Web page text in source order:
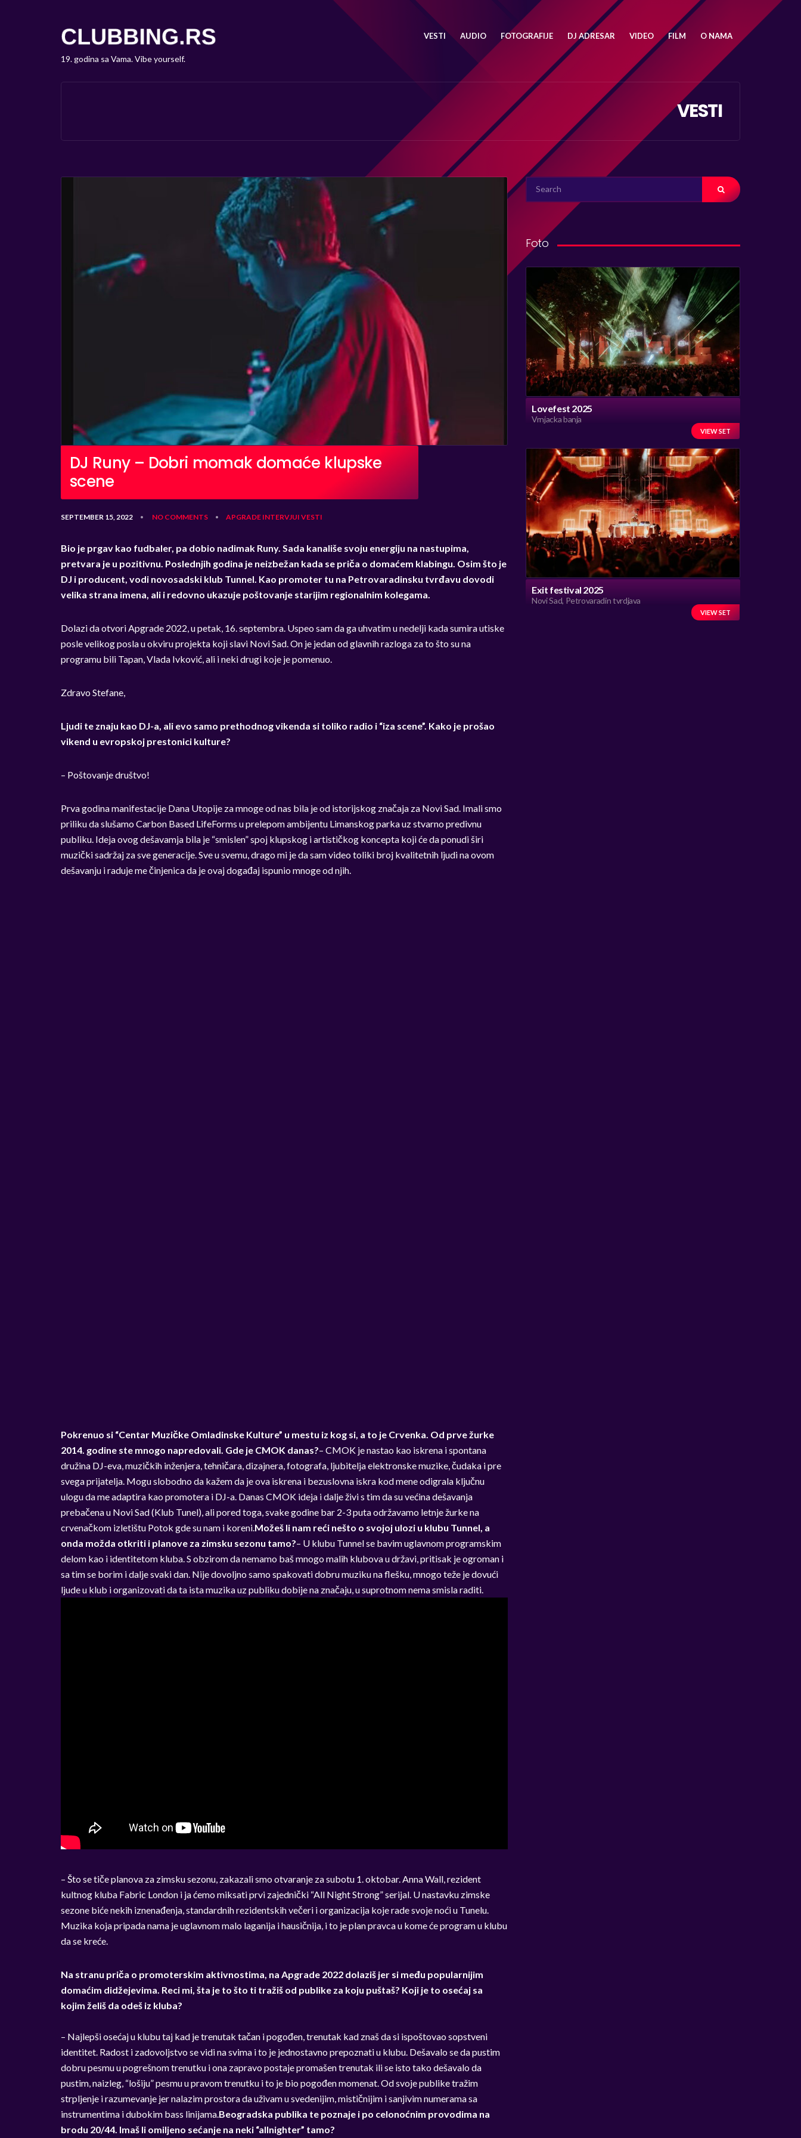
19. godina sa Vama. Vibe yourself.
VESTI AUDIO FOTOGRAFIJE DJ ADRESAR VIDEO FILM O NAMA
VESTI
DJ Runy – Dobri momak domaće klupske
scene
SEPTEMBER 15, 2022 • NO COMMENTS • APGRADE INTERVJUI VESTI
Bio je prgav kao fudbaler, pa dobio nadimak Runy. Sada kanališe svoju energiju na nastupima,
pretvara je u pozitivnu. Poslednjih godina je neizbežan kada se priča o domaćem klabingu. Osim što je
DJ i producent, vodi novosadski klub Tunnel. Kao promoter tu na Petrovaradinsku tvrđavu dovodi
velika strana imena, ali i redovno ukazuje poštovanje starijim regionalnim kolegama.
Dolazi da otvori Apgrade 2022, u petak, 16. septembra. Uspeo sam da ga uhvatim u nedelji kada sumira utiske
posle velikog posla u okviru projekta koji slavi Novi Sad. On je jedan od glavnih razloga za to što su na
programu bili Tapan, Vlada Ivković, ali i neki drugi koje je pomenuo.
Zdravo Stefane,
Ljudi te znaju kao DJ-a, ali evo samo prethodnog vikenda si toliko radio i “iza scene”. Kako je prošao
vikend u evropskoj prestonici kulture?
– Poštovanje društvo!
Prva godina manifestacije Dana Utopije za mnoge od nas bila je od istorijskog značaja za Novi Sad. Imali smo
priliku da slušamo Carbon Based LifeForms u prelepom ambijentu Limanskog parka uz stvarno predivnu
publiku. Ideja ovog dešavamja bila je “smislen” spoj klupskog i artističkog koncepta koji će da ponudi širi
muzički sadržaj za sve generacije. Sve u svemu, drago mi je da sam video toliki broj kvalitetnih ljudi na ovom
dešavanju i raduje me činjenica da je ovaj događaj ispunio mnoge od njih.
Pokrenuo si “Centar Muzičke Omladinske Kulture” u mestu iz kog si, a to je Crvenka. Od prve žurke
2014. godine ste mnogo napredovali. Gde je CMOK danas?– CMOK je nastao kao iskrena i spontana
družina DJ-eva, muzičkih inženjera, tehničara, dizajnera, fotografa, ljubitelja elektronske muzike, čudaka i pre
svega prijatelja. Mogu slobodno da kažem da je ova iskrena i bezuslovna iskra kod mene odigrala ključnu
ulogu da me adaptira kao promotera i DJ-a. Danas CMOK ideja i dalje živi s tim da su većina dešavanja
prebačena u Novi Sad (Klub Tunel), ali pored toga, svake godine bar 2-3 puta održavamo letnje žurke na
crvenačkom izletištu Potok gde su nam i koreni. Možeš li nam reći nešto o svojoj ulozi u klubu Tunnel, a
onda možda otkriti i planove za zimsku sezonu tamo?– U klubu Tunnel se bavim uglavnom programskim
delom kao i identitetom kluba. S obzirom da nemamo baš mnogo malih klubova u državi, pritisak je ogroman i
sa tim se borim i dalje svaki dan. Nije dovoljno samo spakovati dobru muziku na flešku, mnogo teže je dovući
ljude u klub i organizovati da ta ista muzika uz publiku dobije na značaju, u suprotnom nema smisla raditi.
– Što se tiče planova za zimsku sezonu, zakazali smo otvaranje za subotu 1. oktobar. Anna Wall, rezident
kultnog kluba Fabric London i ja ćemo miksati prvi zajednički “All Night Strong” serijal. U nastavku zimske
sezone biće nekih iznenađenja, standardnih rezidentskih večeri i organizacija koje rade svoje noći u Tunelu.
Muzika koja pripada nama je uglavnom malo laganija i hausičnija, i to je plan pravca u kome će program u klubu
da se kreće.
Na stranu priča o promoterskim aktivnostima, na Apgrade 2022 dolaziš jer si među popularnijim
domaćim didžejevima. Reci mi, šta je to što ti tražiš od publike za koju puštaš? Koji je to osećaj sa
kojim želiš da odeš iz kluba?
– Najlepši osećaj u klubu taj kad je trenutak tačan i pogođen, trenutak kad znaš da si ispoštovao sopstveni
identitet. Radost i zadovoljstvo se vidi na svima i to je jednostavno prepoznati u klubu. Dešavalo se da pustim
dobru pesmu u pogrešnom trenutku i ona zapravo postaje promašen trenutak ili se isto tako dešavalo da
pustim, naizleg, “lošiju” pesmu u pravom trenutku i to je bio pogođen momenat. Od svoje publike tražim
strpljenje i razumevanje jer nalazim prostora da uživam u svedenijim, mističnijim i sanjivim numerama sa
instrumentima i dubokim bass linijama. Beogradska publika te poznaje i po celonoćnim provodima na
brodu 20/44. Imaš li omiljeno sećanje na neki “allnighter” tamo?
SEARCH
FOR:
Foto
Lovefest 2025
Vrnjacka banja
VIEW SET
Exit festival 2025
Novi Sad, Petrovaradin tvrdjava
VIEW SET